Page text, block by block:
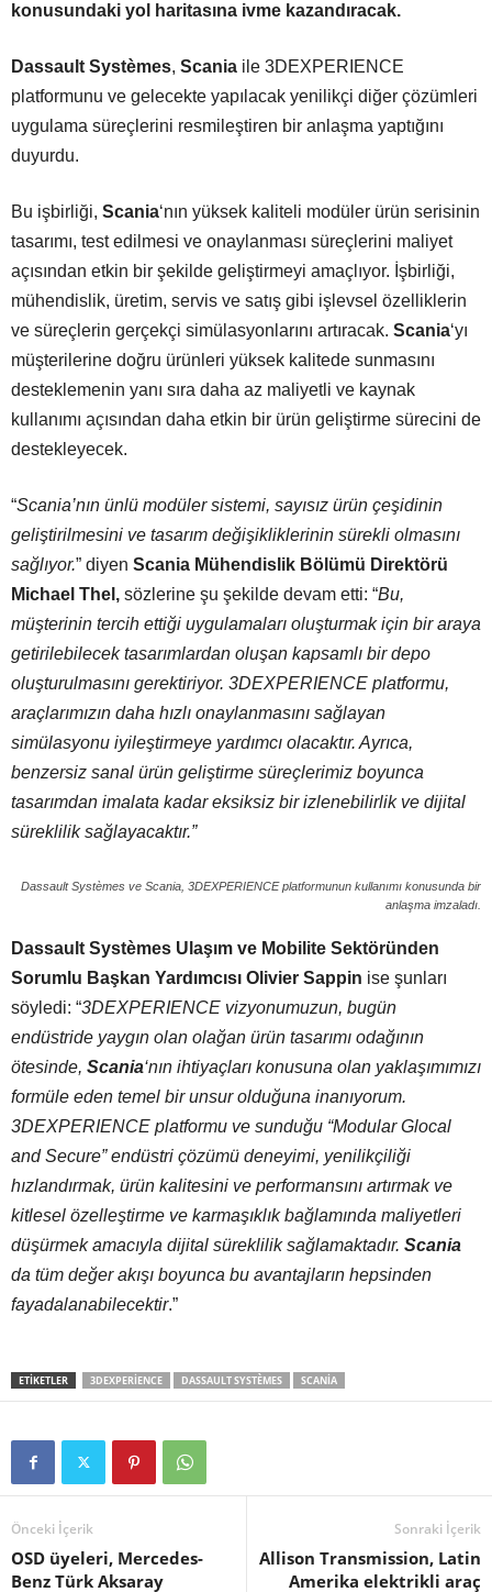
konusundaki yol haritasına ivme kazandıracak.
Dassault Systèmes, Scania ile 3DEXPERIENCE
platformunu ve gelecekte yapılacak yenilikçi diğer çözümleri
uygulama süreçlerini resmileştiren bir anlaşma yaptığını
duyurdu.
Bu işbirliği, Scania‘nın yüksek kaliteli modüler ürün serisinin
tasarımı, test edilmesi ve onaylanması süreçlerini maliyet
açısından etkin bir şekilde geliştirmeyi amaçlıyor. İşbirliği,
mühendislik, üretim, servis ve satış gibi işlevsel özelliklerin
ve süreçlerin gerçekçi simülasyonlarını artıracak. Scania‘yı
müşterilerine doğru ürünleri yüksek kalitede sunmasını
desteklemenin yanı sıra daha az maliyetli ve kaynak
kullanımı açısından daha etkin bir ürün geliştirme sürecini de
destekleyecek.
“Scania’nın ünlü modüler sistemi, sayısız ürün çeşidinin
geliştirilmesini ve tasarım değişikliklerinin sürekli olmasını
sağlıyor.” diyen Scania Mühendislik Bölümü Direktörü
Michael Thel, sözlerine şu şekilde devam etti: “Bu,
müşterinin tercih ettiği uygulamaları oluşturmak için bir araya
getirilebilecek tasarımlardan oluşan kapsamlı bir depo
oluşturulmasını gerektiriyor. 3DEXPERIENCE platformu,
araçlarımızın daha hızlı onaylanmasını sağlayan
simülasyonu iyileştirmeye yardımcı olacaktır. Ayrıca,
benzersiz sanal ürün geliştirme süreçlerimiz boyunca
tasarımdan imalata kadar eksiksiz bir izlenebilirlik ve dijital
süreklilik sağlayacaktır.”
Dassault Systèmes ve Scania, 3DEXPERIENCE platformunun kullanımı konusunda bir
anlaşma imzaladı.
Dassault Systèmes Ulaşım ve Mobilite Sektöründen
Sorumlu Başkan Yardımcısı Olivier Sappin ise şunları
söyledi: “3DEXPERIENCE vizyonumuzun, bugün
endüstride yaygın olan olağan ürün tasarımı odağının
ötesinde, Scania‘nın ihtiyaçları konusuna olan yaklaşımımızı
formüle eden temel bir unsur olduğuna inanıyorum.
3DEXPERIENCE platformu ve sunduğu “Modular Glocal
and Secure” endüstri çözümü deneyimi, yenilikçiliği
hızlandırmak, ürün kalitesini ve performansını artırmak ve
kitlesel özelleştirme ve karmaşıklık bağlamında maliyetleri
düşürmek amacıyla dijital süreklilik sağlamaktadır. Scania
da tüm değer akışı boyunca bu avantajların hepsinden
fayadalanabilecektir.”
ETIKETLER 3DEXPERIENCE DASSAULT SYSTÈMES SCANIA
Önceki İçerik
OSD üyeleri, Mercedes-
Benz Türk Aksaray
Sonraki İçerik
Allison Transmission, Latin
Amerika elektrikli araç